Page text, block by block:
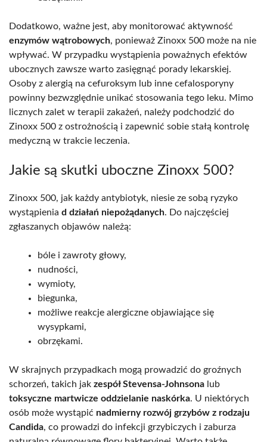
Dodatkowo, ważne jest, aby monitorować aktywność
enzymów wątrobowych, ponieważ Zinoxx 500 może na nie
wpływać. W przypadku wystąpienia poważnych efektów
ubocznych zawsze warto zasięgnąć porady lekarskiej.
Osoby z alergią na cefuroksym lub inne cefalosporyny
powinny bezwzględnie unikać stosowania tego leku. Mimo
licznych zalet w terapii zakażeń, należy podchodzić do
Zinoxx 500 z ostrożnością i zapewnić sobie stałą kontrolę
medyczną w trakcie leczenia.
Jakie są skutki uboczne Zinoxx 500?
Zinoxx 500, jak każdy antybiotyk, niesie ze sobą ryzyko
wystąpienia d działań niepożądanych. Do najczęściej
zgłaszanych objawów należą:
bóle i zawroty głowy,
nudności,
wymioty,
biegunka,
możliwe reakcje alergiczne objawiające się
wysypkami,
obrzękami.
W skrajnych przypadkach mogą prowadzić do groźnych
schorzeń, takich jak zespół Stevensa-Johnsona lub
toksyczne martwicze oddzielanie naskórka. U niektórych
osób może wystąpić nadmierny rozwój grzybów z rodzaju
Candida, co prowadzi do infekcji grzybiczych i zaburza